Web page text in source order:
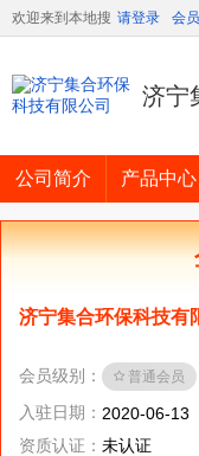
欢迎来到本地搜 请登录 会
济宁
公司简介 产品中心
济宁集合环保科技有
会员级别： 普通会员
入驻日期： 2020-06-13
资质认证： 未认证